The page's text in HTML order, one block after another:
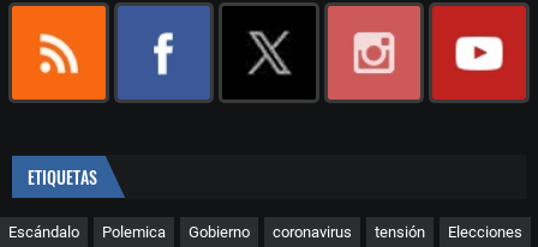
ETIQUETAS
Escándalo Polemica Gobierno coronavirus tensión Elecciones